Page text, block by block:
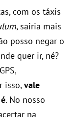
com os táxis
, sairia mais
posso negar o
quer ir, né?
isso, vale
. No nosso
na